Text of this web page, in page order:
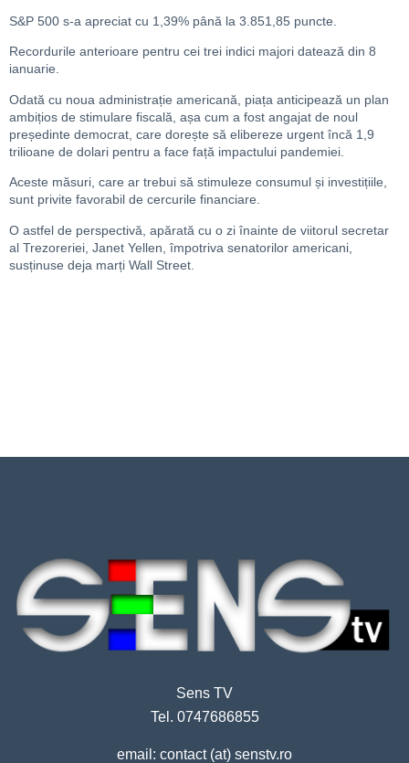
S&P 500 s-a apreciat cu 1,39% până la 3.851,85 puncte.
Recordurile anterioare pentru cei trei indici majori datează din 8
ianuarie.
Odată cu noua administrație americană, piața anticipează un plan
ambițios de stimulare fiscală, așa cum a fost angajat de noul
președinte democrat, care dorește să elibereze urgent încă 1,9
trilioane de dolari pentru a face față impactului pandemiei.
Aceste măsuri, care ar trebui să stimuleze consumul și investițiile,
sunt privite favorabil de cercurile financiare.
O astfel de perspectivă, apărată cu o zi înainte de viitorul secretar
al Trezoreriei, Janet Yellen, împotriva senatorilor americani,
susținuse deja marți Wall Street.
Sens TV
Tel. 0747686855
email: contact (at) senstv.ro